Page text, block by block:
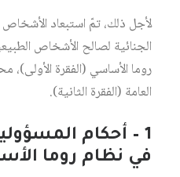
لأجل ذلك، تمّ استبعاد الأشخاص
الجنائية لصالح الأشخاص
روما الأساسي (الفقرة الأولى)،
العامة (الفقرة الثانية).
1 – أحكام
في نظام روما